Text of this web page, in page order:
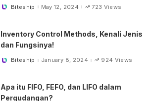
PostedBiteship May 12, 2024 723 Views
Inventory Control Methods, Kenali Jenis
dan Fungsinya!
PostedBiteship January 8, 2024 924 Views
Apa itu FIFO, FEFO, dan LIFO dalam
Pergudangan?